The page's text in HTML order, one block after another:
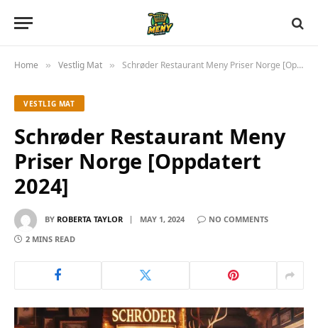
Home » Vestlig Mat » Schrøder Restaurant Meny Priser Norge [Oppdatert 2024]
VESTLIG MAT
Schrøder Restaurant Meny
Priser Norge [Oppdatert
2024]
BY ROBERTA TAYLOR MAY 1, 2024
NO COMMENTS
2 MINS READ